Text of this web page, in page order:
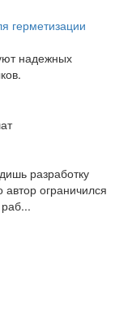
герметизации
надежных
разработку
ограничился